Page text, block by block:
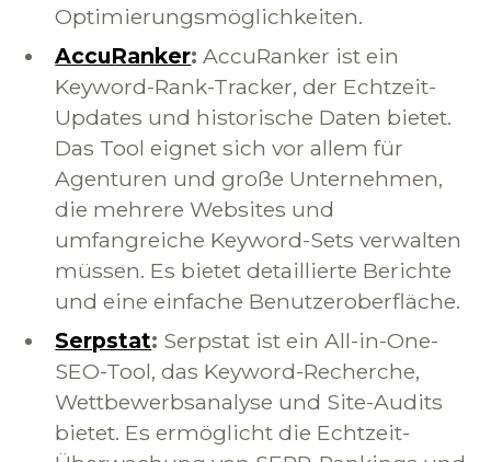
Optimierungsmöglichkeiten.
AccuRanker: AccuRanker ist ein
Keyword-Rank-Tracker, der Echtzeit-
Updates und historische Daten bietet.
Das Tool eignet sich vor allem für
Agenturen und große Unternehmen,
die mehrere Websites und
umfangreiche Keyword-Sets verwalten
müssen. Es bietet detaillierte Berichte
und eine einfache Benutzeroberfläche.
Serpstat: Serpstat ist ein All-in-One-
SEO-Tool, das Keyword-Recherche,
Wettbewerbsanalyse und Site-Audits
bietet. Es ermöglicht die Echtzeit-